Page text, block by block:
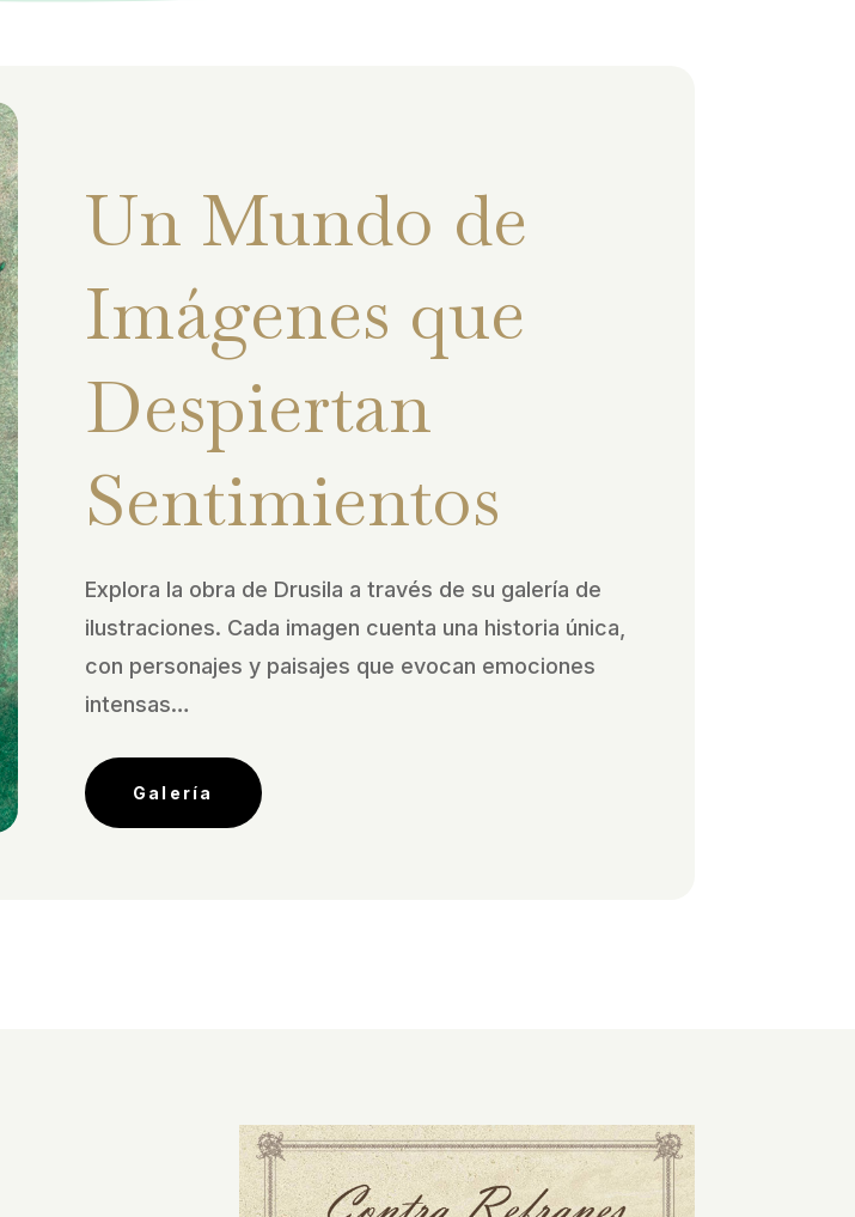
Un Mundo de
Imágenes que
Despiertan
Sentimientos
Explora la obra de Drusila a través de su galería de
ilustraciones. Cada imagen cuenta una historia única,
con personajes y paisajes que evocan emociones
intensas…
Galería